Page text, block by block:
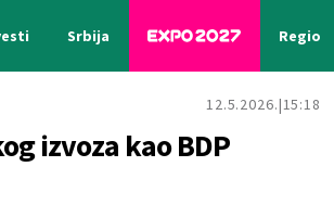
Srbija Region
12.5.2026. 15:18
izvoza kao BDP